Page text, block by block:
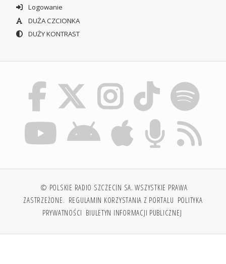
Logowanie
DUŻA CZCIONKA
DUŻY KONTRAST
© POLSKIE RADIO SZCZECIN SA. WSZYSTKIE PRAWA
ZASTRZEŻONE. REGULAMIN KORZYSTANIA Z PORTALU POLITYKA
PRYWATNOŚCI BIULETYN INFORMACJI PUBLICZNEJ